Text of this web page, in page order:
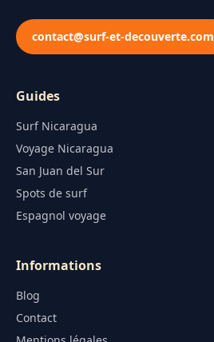
contact@surf-et-decouverte.com
Guides
Surf Nicaragua
Voyage Nicaragua
San Juan del Sur
Spots de surf
Espagnol voyage
Informations
Blog
Contact